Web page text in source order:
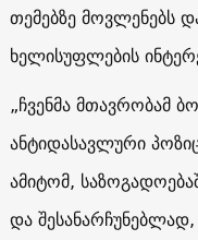
თემებზე მოვლენებს
ხელისუფლების
„ჩვენმა
ანტიდასავლური
ამიტომ,
და შესანარჩუნებლად,